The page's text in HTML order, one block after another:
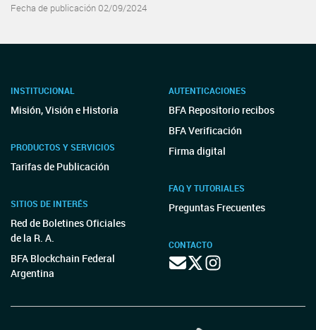
Fecha de publicación 02/09/2024
INSTITUCIONAL
Misión, Visión e Historia
PRODUCTOS Y SERVICIOS
Tarifas de Publicación
SITIOS DE INTERÉS
Red de Boletines Oficiales
de la R. A.
BFA Blockchain Federal
Argentina
AUTENTICACIONES
BFA Repositorio recibos
BFA Verificación
Firma digital
FAQ Y TUTORIALES
Preguntas Frecuentes
CONTACTO